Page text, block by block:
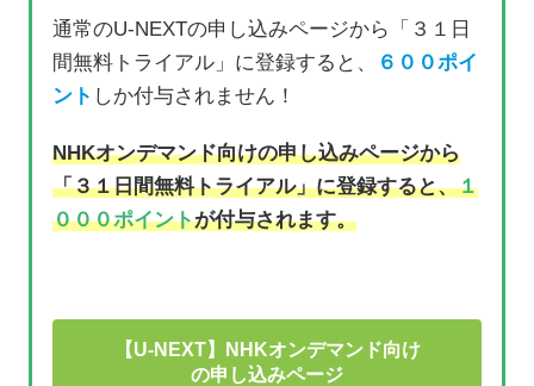
通常のU-NEXTの申し込みページから「３１日
間無料トライアル」に登録すると、
６００ポイ
ント しか付与されません！
NHKオンデマンド向けの申し込みページから
「３１日間無料トライアル」に登録すると、１
０００ポイントが付与されます。
【U-NEXT】NHKオンデマンド向け
の申し込みページ